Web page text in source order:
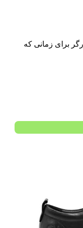
برای زمانی که